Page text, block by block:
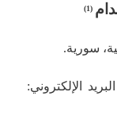
(1)
الإلكتروني: